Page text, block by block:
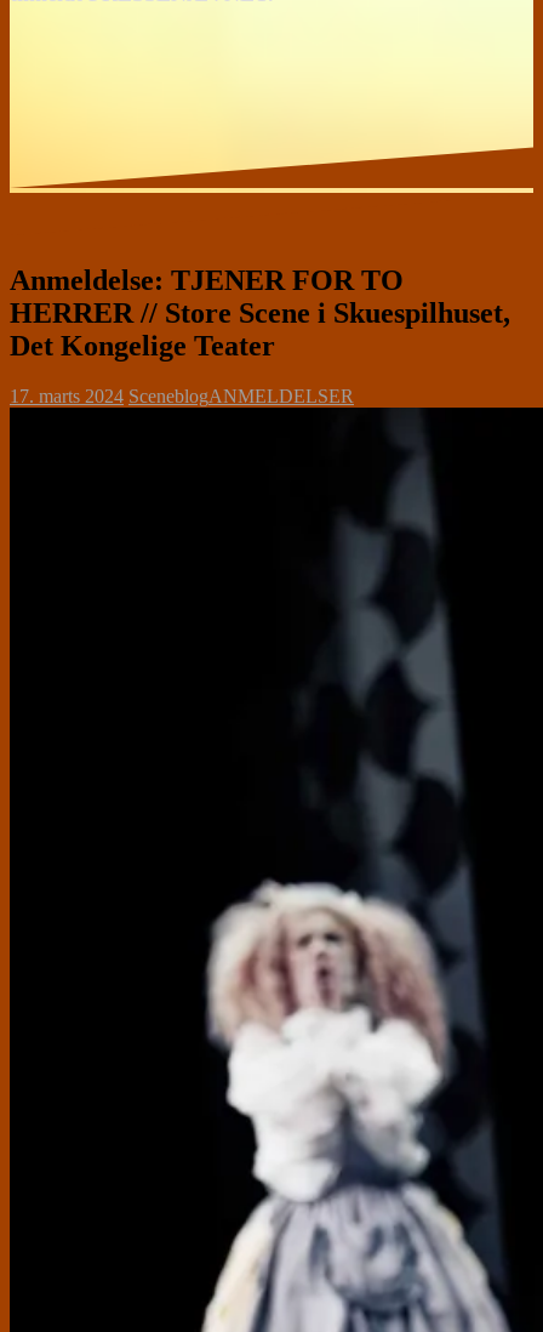
Anmeldelse: TJENER FOR TO
HERRER // Store Scene i Skuespilhuset,
Det Kongelige Teater
17. marts 2024 SceneblogANMELDELSER